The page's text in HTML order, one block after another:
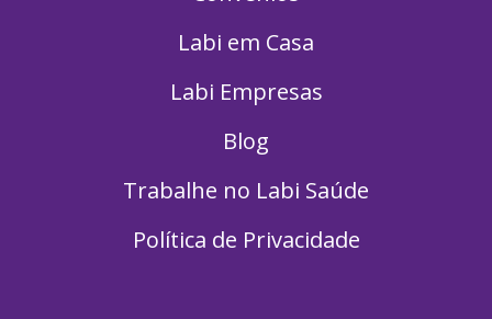
Labi em Casa
Labi Empresas
Blog
Trabalhe no Labi Saúde
Política de Privacidade